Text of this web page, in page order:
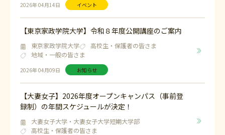
2026年 04月14日 イベント
2026年 04月09日 お知らせ
【東京家政学院大学】令和８年度公開講座のご案内
東京家政学院大学
高校生・保護者の皆さま
地域・一般の皆さま
【大妻女子】2026年度オープンキャンパス（事前登
録制）の年間スケジュールが決定！
大妻女子大学・大妻女子大学短期大学部
高校生・保護者の皆さま